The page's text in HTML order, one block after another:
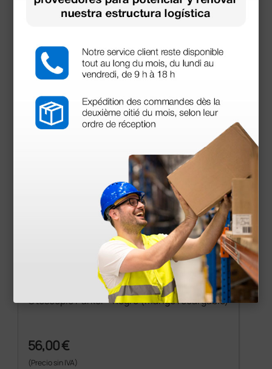
2,44 €
Productos similares
Otoscopio Parker - negro (mango recargable)
56,00 €
(Precio sin IVA)